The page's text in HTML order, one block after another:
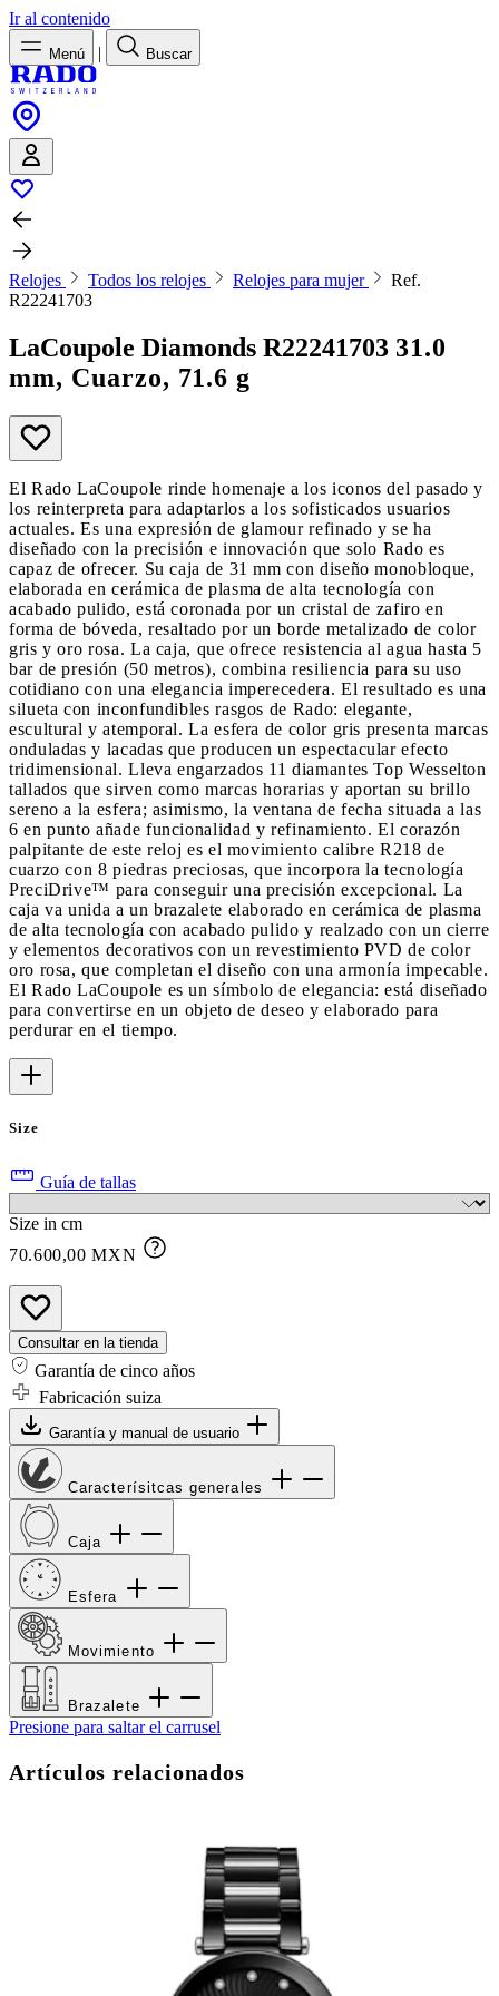
Ir al contenido
Menú | Buscar
Relojes Todos los relojes Relojes para mujer
Ref.
R22241703
LaCoupole Diamonds R22241703 31.0
mm, Cuarzo, 71.6 g
El Rado LaCoupole rinde homenaje a los iconos del pasado y
los reinterpreta para adaptarlos a los sofisticados usuarios
actuales. Es una expresión de glamour refinado y se ha
diseñado con la precisión e innovación que solo Rado es
capaz de ofrecer. Su caja de 31 mm con diseño monobloque,
elaborada en cerámica de plasma de alta tecnología con
acabado pulido, está coronada por un cristal de zafiro en
forma de bóveda, resaltado por un borde metalizado de color
gris y oro rosa. La caja, que ofrece resistencia al agua hasta 5
bar de presión (50 metros), combina resiliencia para su uso
cotidiano con una elegancia imperecedera. El resultado es una
silueta con inconfundibles rasgos de Rado: elegante,
escultural y atemporal. La esfera de color gris presenta marcas
onduladas y lacadas que producen un espectacular efecto
tridimensional. Lleva engarzados 11 diamantes Top Wesselton
tallados que sirven como marcas horarias y aportan su brillo
sereno a la esfera; asimismo, la ventana de fecha situada a las
6 en punto añade funcionalidad y refinamiento. El corazón
palpitante de este reloj es el movimiento calibre R218 de
cuarzo con 8 piedras preciosas, que incorpora la tecnología
PreciDrive™ para conseguir una precisión excepcional. La
caja va unida a un brazalete elaborado en cerámica de plasma
de alta tecnología con acabado pulido y realzado con un cierre
y elementos decorativos con un revestimiento PVD de color
oro rosa, que completan el diseño con una armonía impecable.
El Rado LaCoupole es un símbolo de elegancia: está diseñado
para convertirse en un objeto de deseo y elaborado para
perdurar en el tiempo.
Size
Guía de tallas
Size in cm
70.600,00 MXN
Consultar en la tienda
Garantía de cinco años
Fabricación suiza
Garantía y manual de usuario
Caracterísitcas generales
Caja
Esfera
Movimiento
Brazalete
Presione para saltar el carrusel
Artículos relacionados